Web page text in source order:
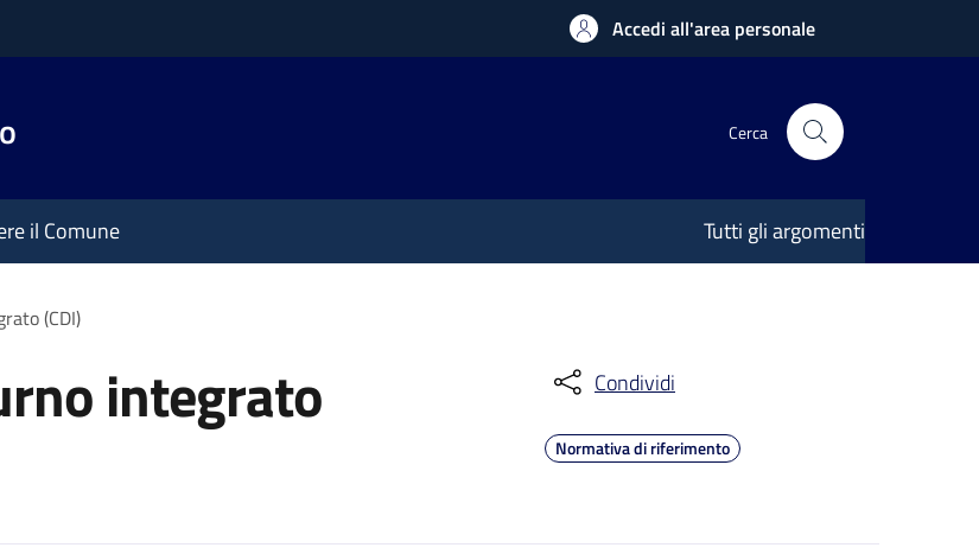
Accedi all'area personale
Cerca
il Comune Tutti gli argomenti
(CDI)
integrato Condividi
Normativa di riferimento